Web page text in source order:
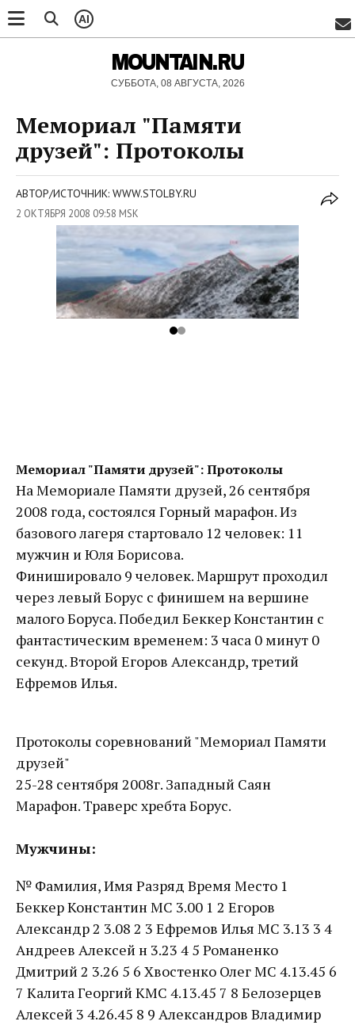
AI
MOUNTAIN.RU
СУББОТА, 08 АВГУСТА, 2026
Мемориал "Памяти
друзей": Протоколы
АВТОР/ИСТОЧНИК: WWW.STOLBY.RU
2 ОКТЯБРЯ 2008 09:58 MSK
Мемориал "Памяти друзей": Протоколы
На Мемориале Памяти друзей, 26 сентября
2008 года, состоялся Горный марафон. Из
базового лагеря стартовало 12 человек: 11
мужчин и Юля Борисова.
Финишировало 9 человек. Маршрут проходил
через левый Борус с финишем на вершине
малого Боруса. Победил Беккер Константин с
фантастическим временем: 3 часа 0 минут 0
секунд. Второй Егоров Александр, третий
Ефремов Илья.
Протоколы соревнований "Мемориал Памяти
друзей"
25-28 сентября 2008г. Западный Саян
Марафон. Траверс хребта Борус.
Мужчины:
№ Фамилия, Имя Разряд Время Место 1
Беккер Константин МС 3.00 1 2 Егоров
Александр 2 3.08 2 3 Ефремов Илья МС 3.13 3 4
Андреев Алексей н 3.23 4 5 Романенко
Дмитрий 2 3.26 5 6 Хвостенко Олег МС 4.13.45 6
7 Калита Георгий КМС 4.13.45 7 8 Белозерцев
Алексей 3 4.26.45 8 9 Александров Владимир